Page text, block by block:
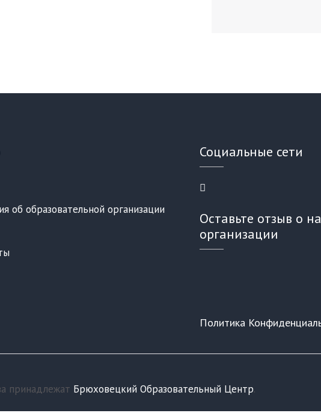
об образовательной организации
Социальные сети
Оставьте отзыв о
организации
Политика
принадлежат Брюховецкий Образовательный Центр.